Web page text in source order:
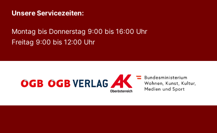
Unsere Servicezeiten:
Montag bis Donnerstag 9:00 bis 16:00 Uhr
Freitag 9:00 bis 12:00 Uhr